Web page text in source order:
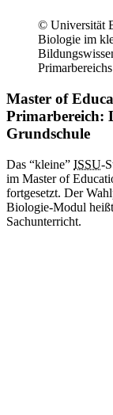
© Universität
Biologie im
Master of
Primarbereich:
Grundschule
Das “kleine” ISSU-
im Master of
fortgesetzt. Der
Biologie-Modul heißt
Sachunterricht.